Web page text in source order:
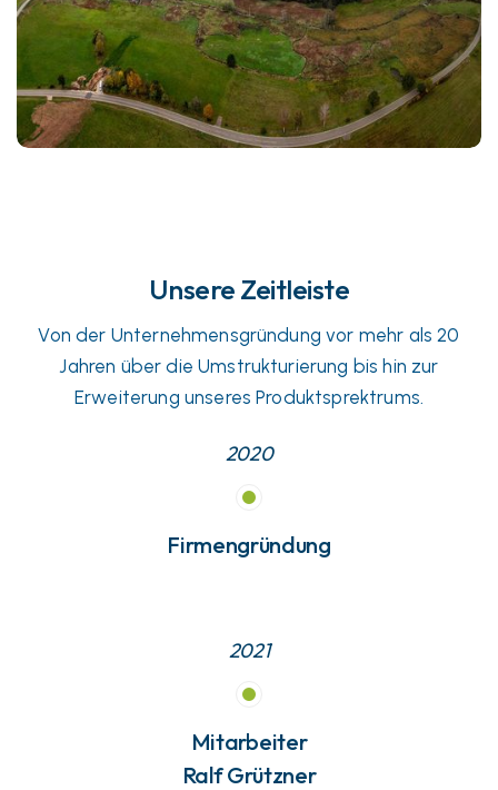
Unsere Zeitleiste
Von der Unternehmensgründung vor mehr als 20
Jahren über die Umstrukturierung bis hin zur
Erweiterung unseres Produktsprektrums.
2020
Firmengründung
2021
Mitarbeiter
Ralf Grützner